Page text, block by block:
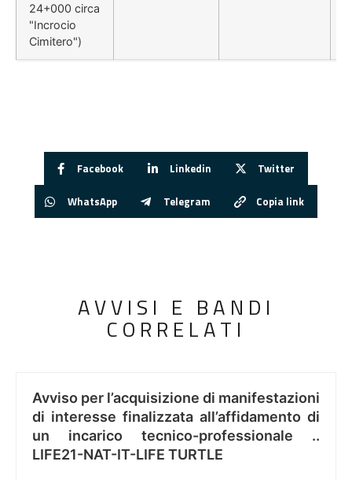
24+000 circa
"Incrocio
Cimitero")
Facebook Linkedin Twitter
WhatsApp Telegram Copia link
AVVISI E BANDI
CORRELATI
Avviso per l’acquisizione di manifestazioni
di interesse finalizzata all’affidamento di
un incarico tecnico-professionale ..
LIFE21-NAT-IT-LIFE TURTLE